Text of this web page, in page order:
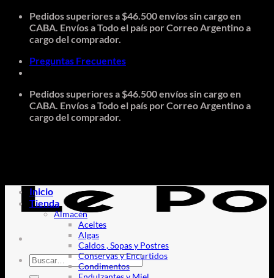
Saltar
contenido
Pedidos superiores a $46.500 envíos sin cargo en
CABA. Envíos a Todo el país por Correo Argentino a
cargo del comprador.
Preguntas Frecuentes
Pedidos superiores a $46.500 envíos sin cargo en
CABA. Envíos a Todo el país por Correo Argentino a
cargo del comprador.
Buscar
por:
Inicio
Tienda
Almacén
Aceites
Algas
Caldos , Sopas y Postres
Conservas y Encurtidos
Condimentos